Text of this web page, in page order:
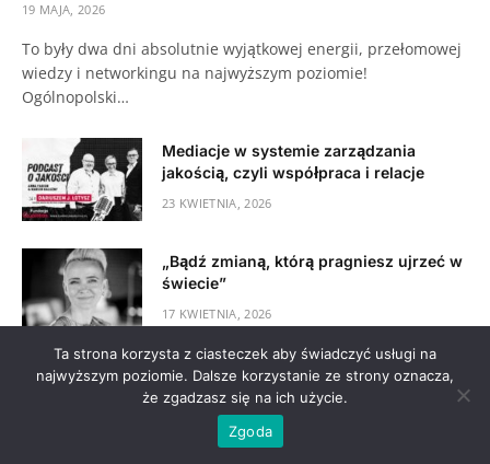
19 MAJA, 2026
To były dwa dni absolutnie wyjątkowej energii, przełomowej
wiedzy i networkingu na najwyższym poziomie!
Ogólnopolski…
Mediacje w systemie zarządzania
jakością, czyli współpraca i relacje
23 KWIETNIA, 2026
„Bądź zmianą, którą pragniesz ujrzeć w
świecie”
17 KWIETNIA, 2026
Jak strukturalne rozwiązywanie
problemów i Six Sigma wspierają
jakość?
8 KWIETNIA, 2026
Ta strona korzysta z ciasteczek aby świadczyć usługi na
najwyższym poziomie. Dalsze korzystanie ze strony oznacza,
że zgadzasz się na ich użycie.
Zgoda